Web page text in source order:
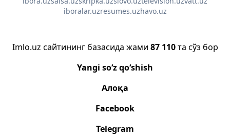
iboralar.uzresumes.uzhavo.uz
Imlo.uz сайтининг базасида жами 87 110та сўз бор
Yangi so‘z qo‘shish
Алоқа
Facebook
Telegram